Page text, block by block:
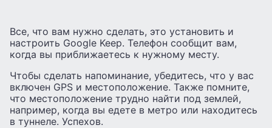
Все, что вам нужно сделать, это установить и
настроить Google Keep. Телефон сообщит вам,
когда вы приближаетесь к нужному месту.
Чтобы сделать напоминание, убедитесь, что у вас
включен GPS и местоположение. Также помните,
что местоположение трудно найти под землей,
например, когда вы едете в метро или находитесь
в туннеле. Успехов.